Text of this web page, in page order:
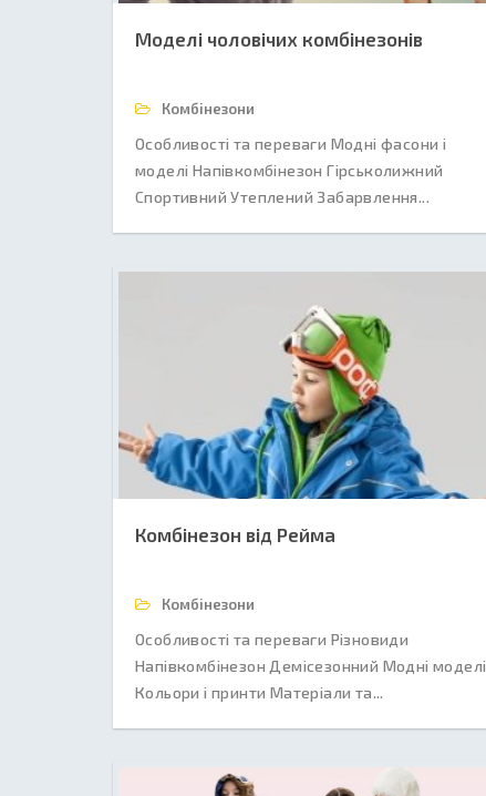
Моделі чоловічих комбінезонів
Комбінезони
Особливості та переваги Модні фасони і
моделі Напівкомбінезон Гірськолижний
Спортивний Утеплений Забарвлення...
Комбінезон від Рейма
Комбінезони
Особливості та переваги Різновиди
Напівкомбінезон Демісезонний Модні моделі
Кольори і принти Матеріали та...